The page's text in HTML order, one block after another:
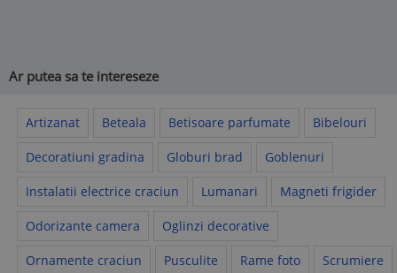
Ar putea sa te intereseze
Artizanat Beteala Betisoare parfumate Bibelouri
Decoratiuni gradina Globuri brad Goblenuri
Instalatii electrice craciun Lumanari Magneti frigider
Odorizante camera Oglinzi decorative
Ornamente craciun Pusculite Rame foto Scrumiere